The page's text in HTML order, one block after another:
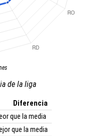
de la liga
Diferencia
que la media
que la media